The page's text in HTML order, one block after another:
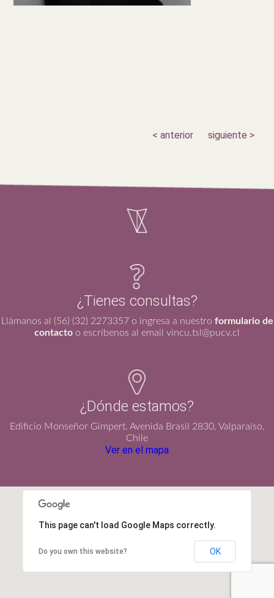
< anterior siguiente >
¿Tienes consultas?
Llámanos al (56) (32) 2273357 o ingresa a nuestro formulario de
contacto o escríbenos al email vincu.tsl@pucv.cl
¿Dónde estamos?
Edificio Monseñor Gimpert. Avenida Brasil 2830, Valparaíso,
Chile
Ver en el mapa
This page can't load Google Maps correctly.
Do you own this website? OK